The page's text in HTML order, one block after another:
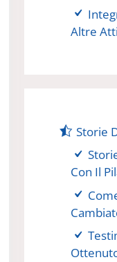
Altre
Storie
Con Il